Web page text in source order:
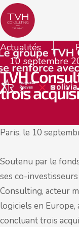
Actualités
10 septembre
TVH
trois
Paris, le 10
Soutenu par le
ses co-
Consulting, acteur
logiciels en Europe,
concluant trois